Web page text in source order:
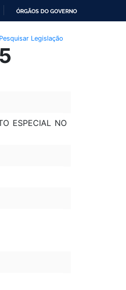
ÓRGÃOS DO GOVERNO
Pesquisar Legislação
ESPECIAL NO